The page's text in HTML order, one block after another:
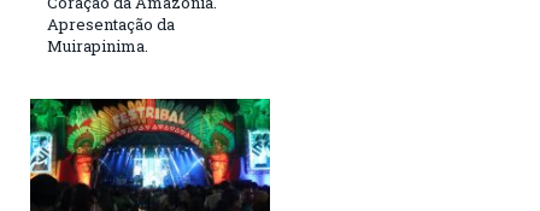
Apresentação da
Muirapinima.